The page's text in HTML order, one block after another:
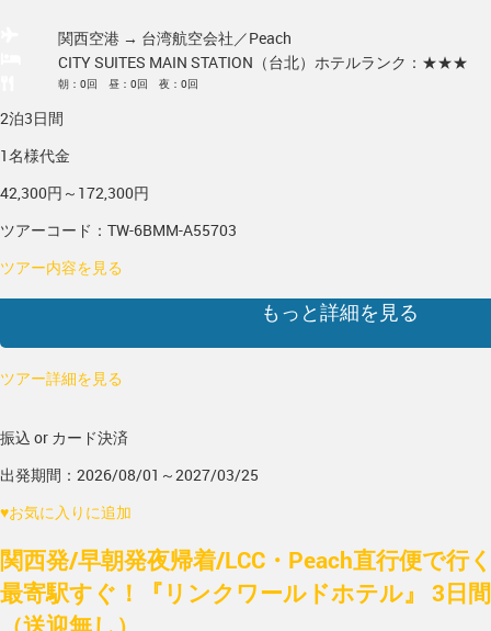
関西空港 → 台湾航空会社／Peach
CITY SUITES MAIN STATION（台北） ホテルランク：★★★
朝：0回 昼：0回 夜：0回
2泊3日間
1名様代金
42,300円～172,300円
ツアーコード：TW-6BMM-A55703
ツアー内容を見る
もっと詳細を見る
ツアー詳細を見る
振込 or カード決済
出発期間：2026/08/01～2027/03/25
♥お気に入りに追加
関西発/早朝発夜帰着/LCC・Peach直行便で行
最寄駅すぐ！『リンクワールドホテル』 3日